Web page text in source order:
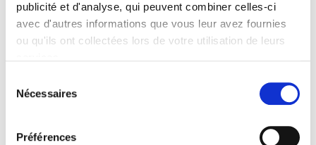
publicité et d'analyse, qui peuvent combiner celles-ci
avec d'autres informations que vous leur avez fournies
ou qu'ils ont collectées lors de votre utilisation de leurs
Nécessaires
Préférences
Relatedtitles
2026
Sociétés contemporaines 139, 2025